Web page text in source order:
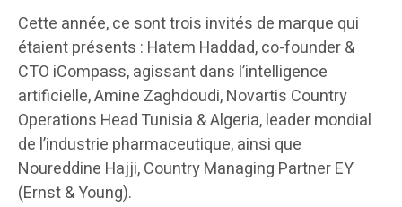
Cette année, ce sont trois invités de marque qui
étaient présents : Hatem Haddad, co-founder &
CTO iCompass, agissant dans l’intelligence
artificielle, Amine Zaghdoudi, Novartis Country
Operations Head Tunisia & Algeria, leader mondial
de l’industrie pharmaceutique, ainsi que
Noureddine Hajji, Country Managing Partner EY
(Ernst & Young).